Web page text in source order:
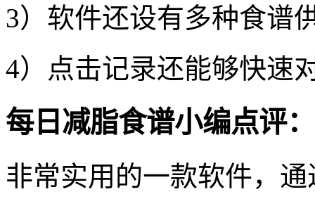
3）软件还设有多种食谱
4）点击记录还能够快速
每日减脂食谱小编点评：
非常实用的一款软件，